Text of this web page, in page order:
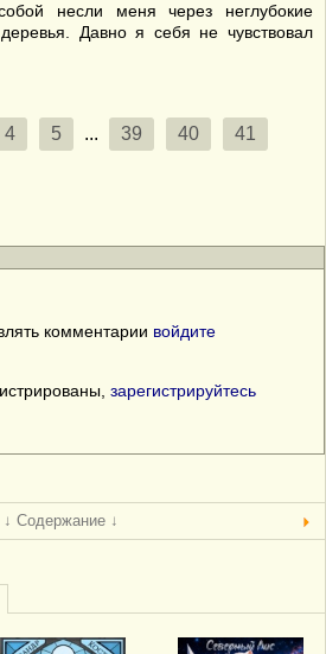
несли меня через неглубокие
Давно я себя не чувствовал
4 5 ... 39 40 41
комментарии войдите
зарегистрируйтесь
↓ Содержание ↓